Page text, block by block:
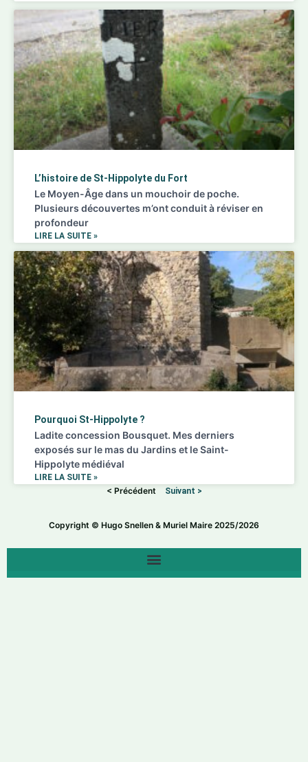
L’histoire de St-Hippolyte du Fort
Le Moyen-Âge dans un mouchoir de poche.
Plusieurs découvertes m’ont conduit à réviser en
profondeur
LIRE LA SUITE »
Pourquoi St-Hippolyte ?
Ladite concession Bousquet. Mes derniers
exposés sur le mas du Jardins et le Saint-
Hippolyte médiéval
LIRE LA SUITE »
< Précédent Suivant >
Copyright © Hugo Snellen & Muriel Maire 2025/2026